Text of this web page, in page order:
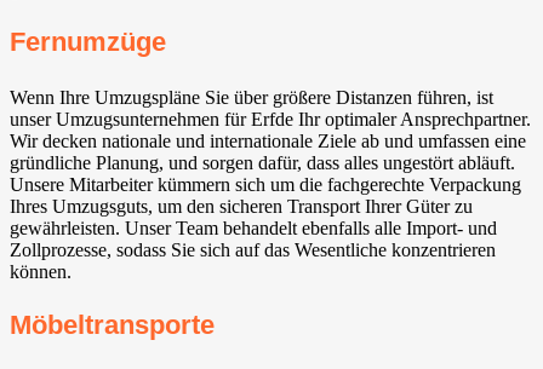
Fernumzüge
Wenn Ihre Umzugspläne Sie über größere Distanzen führen, ist
unser Umzugsunternehmen für Erfde Ihr optimaler Ansprechpartner.
Wir decken nationale und internationale Ziele ab und umfassen eine
gründliche Planung, und sorgen dafür, dass alles ungestört abläuft.
Unsere Mitarbeiter kümmern sich um die fachgerechte Verpackung
Ihres Umzugsguts, um den sicheren Transport Ihrer Güter zu
gewährleisten. Unser Team behandelt ebenfalls alle Import- und
Zollprozesse, sodass Sie sich auf das Wesentliche konzentrieren
können.
Möbeltransporte